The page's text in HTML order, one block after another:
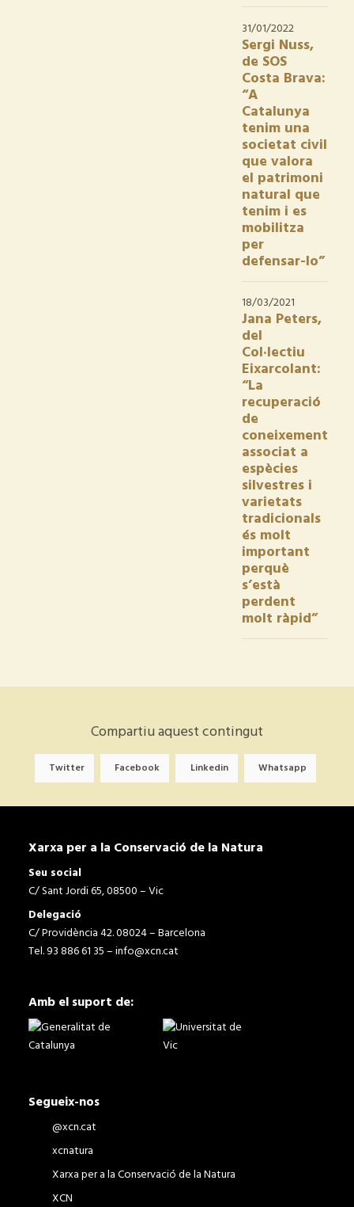
31/01/2022
Sergi Nuss,
de SOS
Costa Brava:
“A
Catalunya
tenim una
societat civil
que valora
el patrimoni
natural que
tenim i es
mobilitza
per
defensar-lo”
18/03/2021
Jana Peters,
del
Col·lectiu
Eixarcolant:
“La
recuperació
de
coneixement
associat a
espècies
silvestres i
varietats
tradicionals
és molt
important
perquè
s’està
perdent
molt ràpid”
Compartiu aquest contingut
Twitter Facebook Linkedin Whatsapp
Xarxa per a la Conservació de la Natura
Seu social
C/ Sant Jordi 65, 08500 – Vic
Delegació
C/ Providència 42. 08024 – Barcelona
Tel. 93 886 61 35 –info@xcn.cat
Amb el suport de:
Segueix-nos
@xcn.cat
xcnatura
Xarxa per a la Conservació de la Natura
XCN